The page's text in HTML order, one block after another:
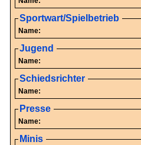
Sportwart/Spielbetrieb
Name:
Jugend
Name:
Schiedsrichter
Name:
Presse
Name:
Minis